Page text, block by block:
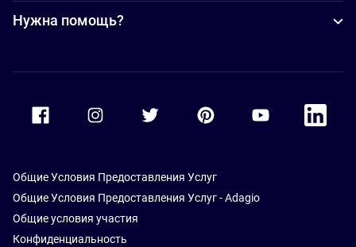
Нужна помощь?
Accor Facebook Accor TwitterAccor PinterestAccor Youtube
Accor
Общие Условия Предоставления Услуг
Общие Условия Предоставления Услуг - Adagio
Общие условия участия
Конфиденциальность